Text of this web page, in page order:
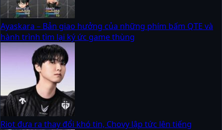
Ayaskara – Bản giao hưởng của những phím bấm QTE và
hành trình tìm lại ký ức game thùng
Riot đưa ra thay đổi khó tin, Chovy lập tức lên tiếng